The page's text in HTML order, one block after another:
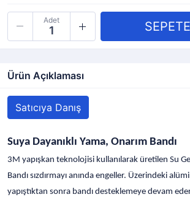
Adet
Ürün Açıklaması
Satıcıya Danış
Suya Dayanıklı Yama, Onarım Bandı
3M yapışkan teknolojisi kullanılarak üretilen Su
Bandı sızdırmayı anında engeller. Üzerindeki
yapıştıktan sonra bandı desteklemeye devam